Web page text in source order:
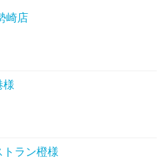
崎店
様
トラン橙様